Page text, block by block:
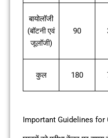
बायोलॉजी
(बॉटनी एवं
जूलॉजी)
90
कुल 180
Important Guidelines for